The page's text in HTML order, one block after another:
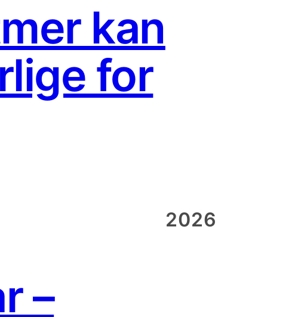
kan
for
2026
–